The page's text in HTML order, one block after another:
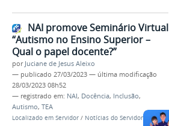
NAI promove Seminário Virtual
“Autismo no Ensino Superior –
Qual o papel docente?”
por Juciane de Jesus Aleixo
— publicado 27/03/2023 — última modificação
28/03/2023 08h52
— registrado em: NAI, Docência, Inclusão,
Autismo, TEA
Localizado em Servidor / Notícias do Servidor